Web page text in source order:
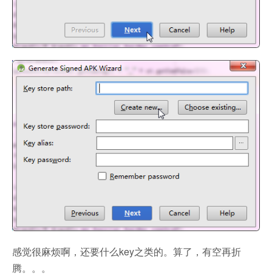
感觉很麻烦啊，还要什么key之类的。算了，有空再折
腾。。。